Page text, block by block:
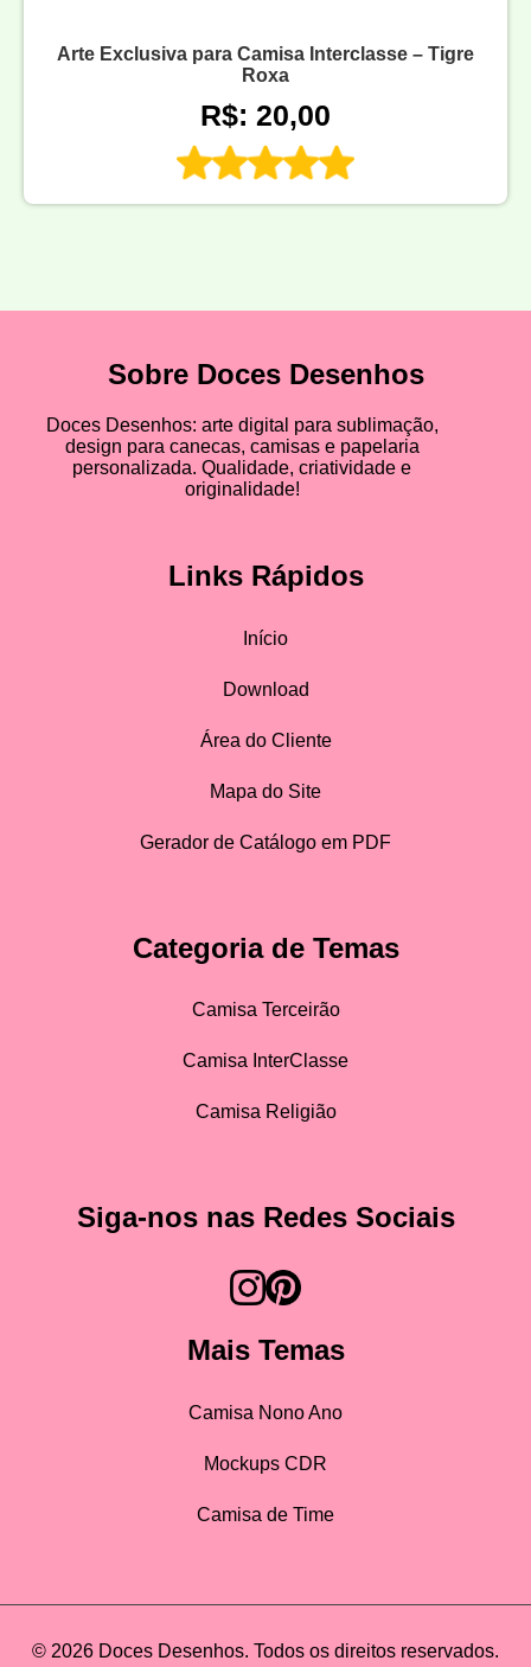
Arte Exclusiva para Camisa Interclasse – Tigre
Roxa
R$: 20,00
Sobre Doces Desenhos
Doces Desenhos: arte digital para sublimação,
design para canecas, camisas e papelaria
personalizada. Qualidade, criatividade e
originalidade!
Links Rápidos
Início
Download
Área do Cliente
Mapa do Site
Gerador de Catálogo em PDF
Categoria de Temas
Camisa Terceirão
Camisa InterClasse
Camisa Religião
Siga-nos nas Redes Sociais
Mais Temas
Camisa Nono Ano
Mockups CDR
Camisa de Time
© 2026 Doces Desenhos. Todos os direitos reservados.